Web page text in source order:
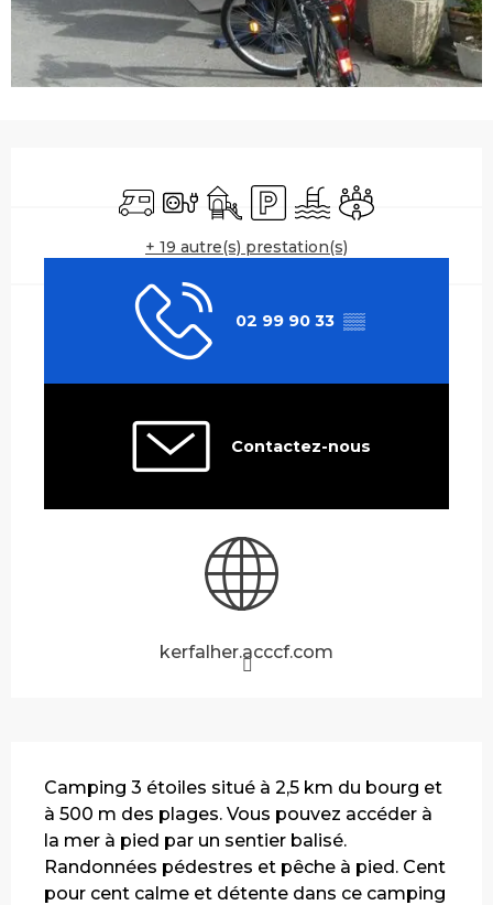
Accueil camping car
Branchements électriques
Jeux pour enfants / Espace jeux
ParkingPiscineSalle de réunion
+ 19 autre(s) prestation(s)
02 99 90 33 ▒▒
Contactez-nous
kerfalher.acccf.com
Camping 3 étoiles situé à 2,5 km du bourg et
à 500 m des plages. Vous pouvez accéder à
la mer à pied par un sentier balisé.
Randonnées pédestres et pêche à pied. Cent
pour cent calme et détente dans ce camping